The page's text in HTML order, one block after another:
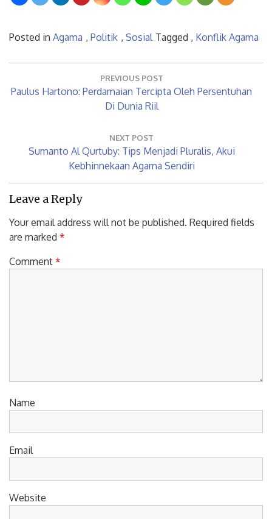
Agama Tagged , Konflik Agama
navigation
PREVIOUS POST
Paulus Hartono: Perdamaian Tercipta Oleh Persentuhan
NEXT POST
Sumanto Al Qurtuby: Tips Menjadi Pluralis, Akui
Kebhinnekaan Agama Sendiri
Leave a Reply
Your email address will not be published.
Required fields
Comment*
Name
Email
Website